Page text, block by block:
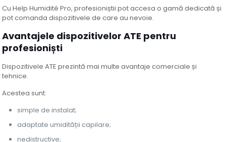
Cu Help Humidité Pro, profesioniștii pot accesa o gamă dedicată și
pot comanda dispozitivele de care au nevoie.
Avantajele dispozitivelor ATE pentru
profesioniști
Dispozitivele ATE prezintă mai multe avantaje comerciale și
tehnice.
Acestea sunt:
simple de instalat;
adaptate umidității capilare;
nedistructive;